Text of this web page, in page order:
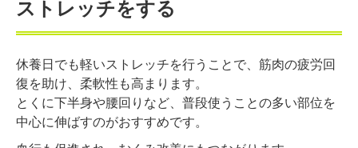
ストレッチをする
休養日でも軽いストレッチを行うことで、筋肉の疲労回
復を助け、柔軟性も高まります。
とくに下半身や腰回りなど、普段使うことの多い部位を
中心に伸ばすのがおすすめです。